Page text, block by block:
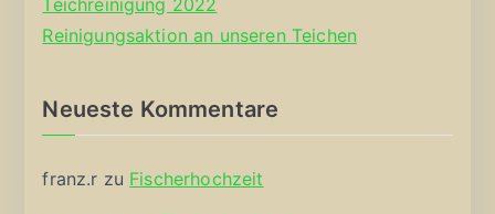
Reinigungsaktion an unseren Teichen
Neueste Kommentare
franz.r zu Fischerhochzeit